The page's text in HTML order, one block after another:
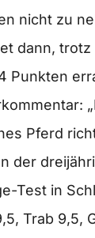
nicht zu
dann,
Punkten
Pferd
der
Test in
Trab 9,5,